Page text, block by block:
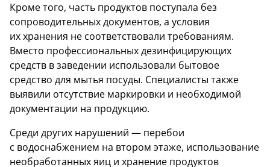
Кроме того, часть продуктов поступала без
сопроводительных документов, а условия
их хранения не соответствовали требованиям.
Вместо профессиональных дезинфицирующих
средств в заведении использовали бытовое
средство для мытья посуды. Специалисты также
выявили отсутствие маркировки и необходимой
документации на продукцию.
Среди других нарушений — перебои
с водоснабжением на втором этаже, использование
необработанных яиц и хранение продуктов